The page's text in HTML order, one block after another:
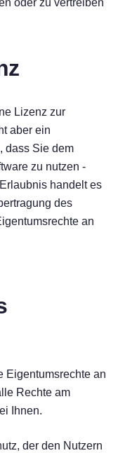
oder zu vertreiben
Lizenz zur
aber ein
dass Sie dem
zu nutzen -
handelt es
des
an
Eigentumsrechte an
Rechte am
Ihnen.
der den Nutzern